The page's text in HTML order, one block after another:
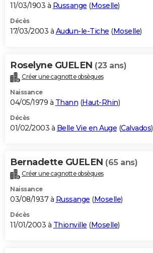
11/03/1903 à Russange (Moselle)
Décès
17/03/2003 à Audun-le-Tiche (Moselle)
Roselyne GUELEN (23 ans)
Créer une cagnotte obsèques
Naissance
04/05/1979 à Thann (Haut-Rhin)
Décès
01/02/2003 à Belle Vie en Auge (Calvados)
Bernadette GUELEN (65 ans)
Créer une cagnotte obsèques
Naissance
03/08/1937 à Russange (Moselle)
Décès
11/01/2003 à Thionville (Moselle)